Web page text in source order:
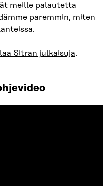
meille palautetta
paremmin, miten
Sitran julkaisuja.